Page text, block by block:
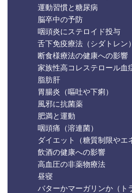
運動習慣と糖尿病
脳卒中の予防
咽頭炎にステロイド投与
舌下免疫療法（シダトレン
断食様療法の健康への影響
家族性高コレステロール血
脂肪肝
胃腸炎（嘔吐や下痢）
風邪に抗菌薬
肥満と運動
咽頭痛（溶連菌）
ダイエット（糖質制限やエ
飲酒の健康への影響
高血圧の非薬物療法
昼寝
バターかマーガリンか（ト